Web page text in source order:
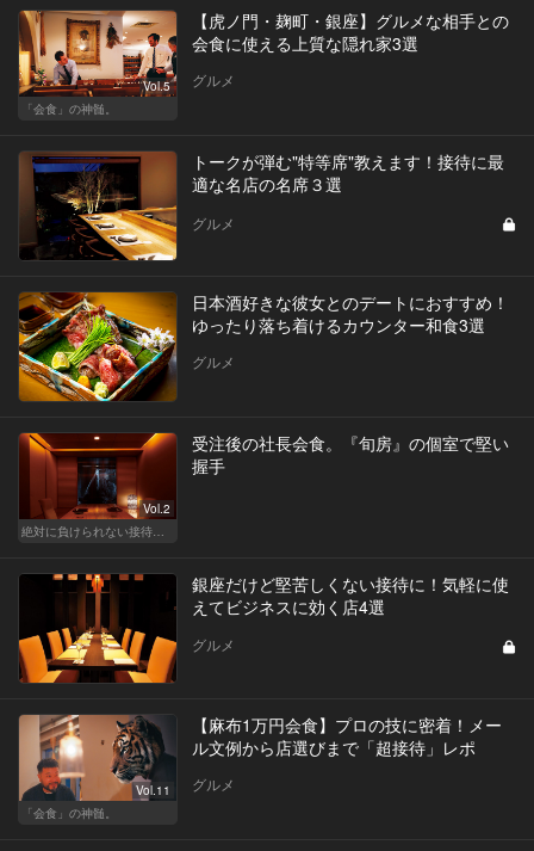
Vol.5
「会食」の神髄。
【虎ノ門・麹町・銀座】グルメな相手との
会食に使える上質な隠れ家3選
グルメ
トークが弾む"特等席"教えます！接待に最
適な名店の名席３選
グルメ
日本酒好きな彼女とのデートにおすすめ！
ゆったり落ち着けるカウンター和食3選
グルメ
Vol.2
絶対に負けられない接待が、今宵はある
受注後の社長会食。『旬房』の個室で堅い
握手
銀座だけど堅苦しくない接待に！気軽に使
えてビジネスに効く店4選
グルメ
Vol.11
「会食」の神髄。
【麻布1万円会食】プロの技に密着！メー
ル文例から店選びまで「超接待」レポ
グルメ